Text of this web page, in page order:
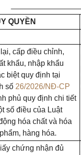
QUYỀN
cấp điều chỉnh,
khẩu, nhập khẩu
biệt quy định tại
số 26/2026/NĐ-CP
phủ quy định chi tiết
số điều của Luật
hóa chất và hóa
hàng hóa.
chứng nhận đủ